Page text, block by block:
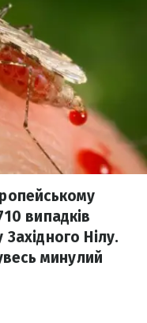
випадків
Нілу.
минулий